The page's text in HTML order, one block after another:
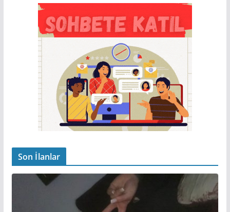
Son İlanlar